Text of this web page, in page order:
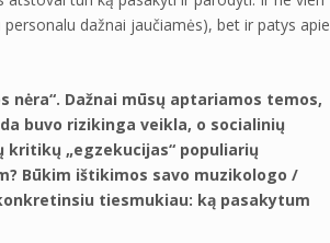
dažnai jaučiamės), bet ir patys apie
Dažnai mūsų aptariamos temos,
buvo rizikinga veikla, o socialinių
„egzekucijas“ populiarių
Būkim ištikimos savo muzikologo /
tiesmukiau: ką pasakytum